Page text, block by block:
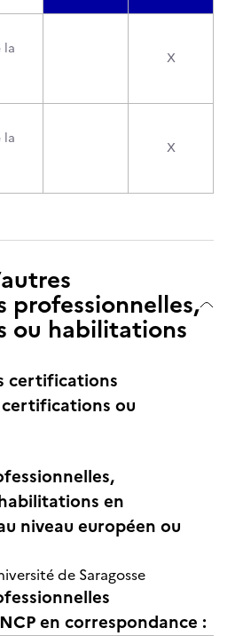
la
X
la
X
ou habilitations
certifications
ou
en
niveau européen ou
de Saragosse
en correspondance :